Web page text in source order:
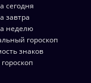
сегодня
завтра
неделю
гороскоп
знаков